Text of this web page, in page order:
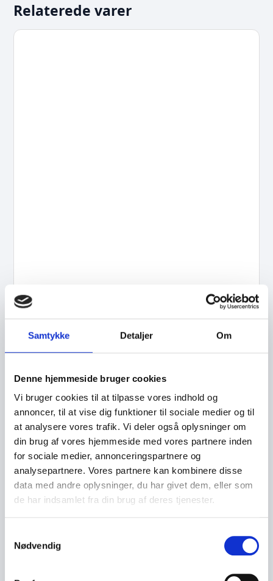
Samtykke Detaljer Om
Denne hjemmeside bruger cookies
Vi bruger cookies til at tilpasse vores indhold og
annoncer, til at vise dig funktioner til sociale medier og til
at analysere vores trafik. Vi deler også oplysninger om
din brug af vores hjemmeside med vores partnere inden
for sociale medier, annonceringspartnere og
analysepartnere. Vores partnere kan kombinere disse
data med andre oplysninger, du har givet dem, eller som
de har indsamlet fra din brug af deres tjenester.
Nødvendig
Relaterede varer